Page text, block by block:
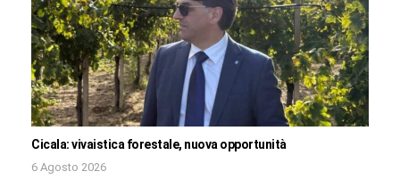
Cicala: vivaistica forestale, nuova opportunità
6 Agosto 2026